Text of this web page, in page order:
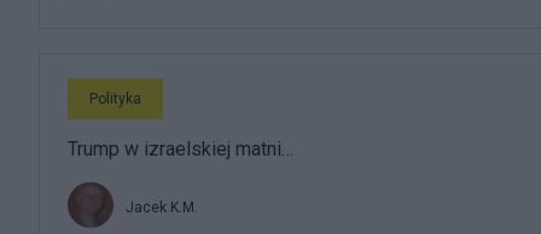
Polityka
Trump w izraelskiej matni…
Jacek K.M.